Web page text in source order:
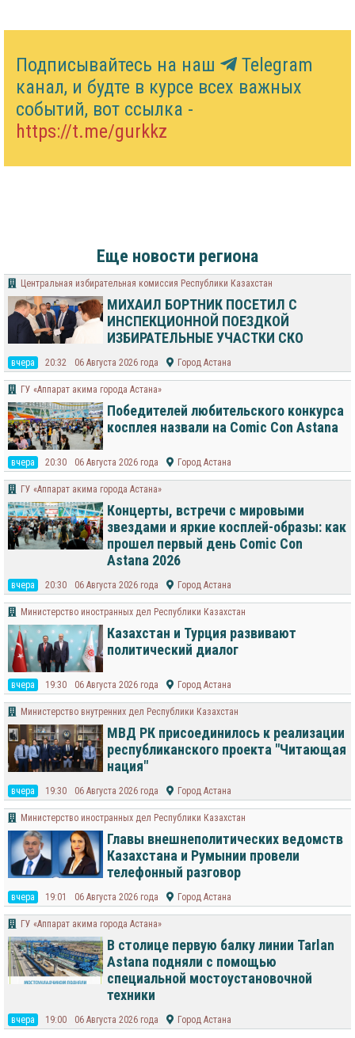
Подписывайтесь на наш
Telegram
канал, и будте в курсе всех важных
событий, вот ссылка -
https://t.me/gurkkz
Еще новости региона
Центральная избирательная комиссия Республики Казахстан
МИХАИЛ БОРТНИК ПОСЕТИЛ С
ИНСПЕКЦИОННОЙ ПОЕЗДКОЙ
ИЗБИРАТЕЛЬНЫЕ УЧАСТКИ СКО
вчера 20:32 06 Августа 2026 года Город Астана
ГУ «Аппарат акима города Астана»
Победителей любительского конкурса
косплея назвали на Comic Con Astana
вчера 20:30 06 Августа 2026 года Город Астана
ГУ «Аппарат акима города Астана»
Концерты, встречи с мировыми
звездами и яркие косплей-образы: как
прошел первый день Comic Con
Astana 2026
вчера 20:30 06 Августа 2026 года Город Астана
Министерство иностранных дел Республики Казахстан
Казахстан и Турция развивают
политический диалог
вчера 19:30 06 Августа 2026 года Город Астана
Министерство внутренних дел Республики Казахстан
МВД РК присоединилось к реализации
республиканского проекта "Читающая
нация"
вчера 19:30 06 Августа 2026 года Город Астана
Министерство иностранных дел Республики Казахстан
Главы внешнеполитических ведомств
Казахстана и Румынии провели
телефонный разговор
вчера 19:01 06 Августа 2026 года Город Астана
ГУ «Аппарат акима города Астана»
В столице первую балку линии Tarlan
Astana подняли с помощью
специальной мостоустановочной
техники
вчера 19:00 06 Августа 2026 года Город Астана